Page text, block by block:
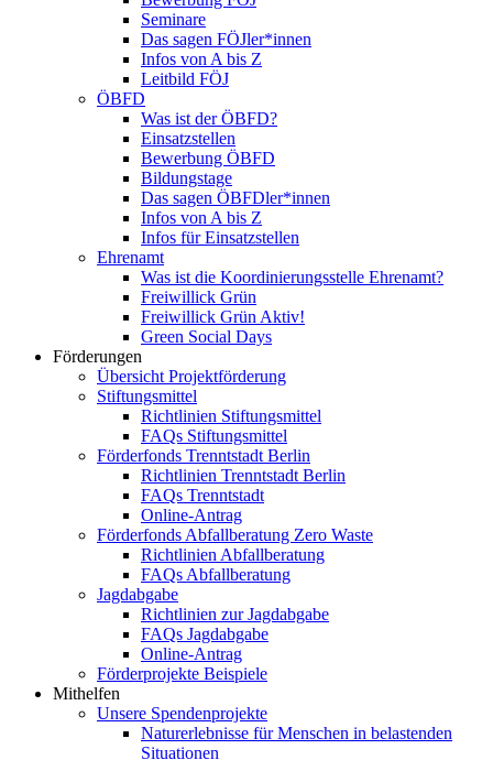
Seminare
Das sagen FÖJler*innen
Infos von A bis Z
Leitbild FÖJ
ÖBFD
Was ist der ÖBFD?
Einsatzstellen
Bewerbung ÖBFD
Bildungstage
Das sagen ÖBFDler*innen
Infos von A bis Z
Infos für Einsatzstellen
Ehrenamt
Was ist die Koordinierungsstelle Ehrenamt?
Freiwillick Grün
Freiwillick Grün Aktiv!
Green Social Days
Förderungen
Übersicht Projektförderung
Stiftungsmittel
Richtlinien Stiftungsmittel
FAQs Stiftungsmittel
Förderfonds Trenntstadt Berlin
Richtlinien Trenntstadt Berlin
FAQs Trenntstadt
Online-Antrag
Förderfonds Abfallberatung Zero Waste
Richtlinien Abfallberatung
FAQs Abfallberatung
Jagdabgabe
Richtlinien zur Jagdabgabe
FAQs Jagdabgabe
Online-Antrag
Förderprojekte Beispiele
Mithelfen
Unsere Spendenprojekte
Naturerlebnisse für Menschen in belastenden
Situationen